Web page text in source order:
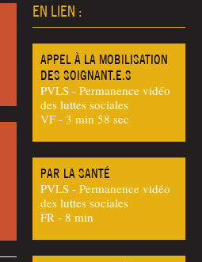
EN LIEN :
APPEL À LA MOBILISATION
DES SOIGNANT.E.S
PVLS - Permanence vidéo
des luttes sociales
VF - 3 min 58 sec
PAR LA SANTÉ
PVLS - Permanence vidéo
des luttes sociales
FR - 8 min